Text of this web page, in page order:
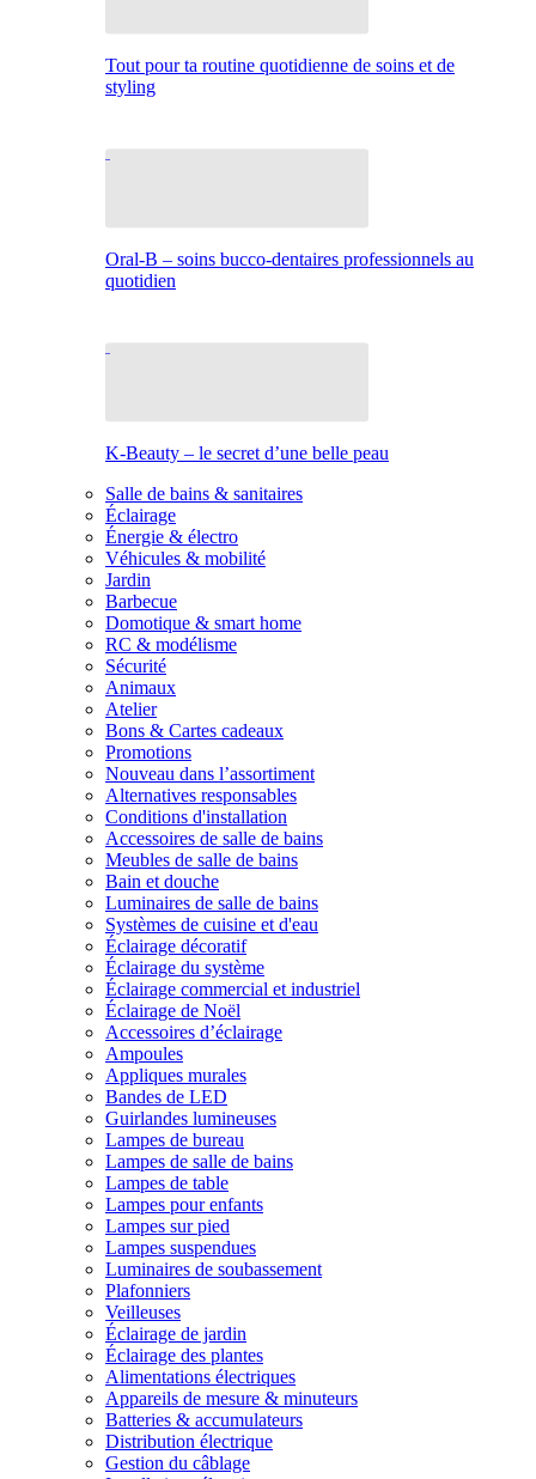
Tout pour ta routine quotidienne de soins et de
styling
Oral-B – soins bucco-dentaires professionnels au
quotidien
K-Beauty – le secret d’une belle peau
Salle de bains & sanitaires
Éclairage
Énergie & électro
Véhicules & mobilité
Jardin
Barbecue
Domotique & smart home
RC & modélisme
Sécurité
Animaux
Atelier
Bons & Cartes cadeaux
Promotions
Nouveau dans l’assortiment
Alternatives responsables
Conditions d'installation
Accessoires de salle de bains
Meubles de salle de bains
Bain et douche
Luminaires de salle de bains
Systèmes de cuisine et d'eau
Éclairage décoratif
Éclairage du système
Éclairage commercial et industriel
Éclairage de Noël
Accessoires d’éclairage
Ampoules
Appliques murales
Bandes de LED
Guirlandes lumineuses
Lampes de bureau
Lampes de salle de bains
Lampes de table
Lampes pour enfants
Lampes sur pied
Lampes suspendues
Luminaires de soubassement
Plafonniers
Veilleuses
Éclairage de jardin
Éclairage des plantes
Alimentations électriques
Appareils de mesure & minuteurs
Batteries & accumulateurs
Distribution électrique
Gestion du câblage